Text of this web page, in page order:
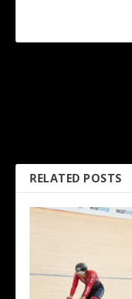
RELATED POSTS